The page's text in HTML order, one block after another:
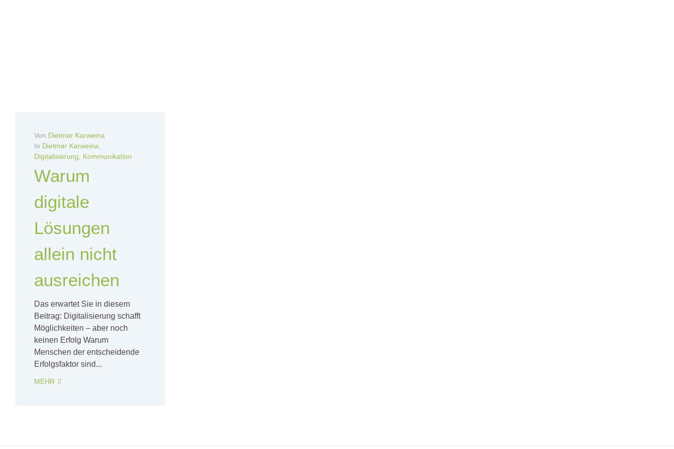
Von Dietmar Karweina
In Dietmar Karweina
Digitalisierung
Kommunikation
Warum
digitale
Lösungen
allein nicht
ausreichen
Das erwartet Sie in diesem
Beitrag: Digitalisierung schafft
Möglichkeiten – aber noch
keinen Erfolg Warum
Menschen der entscheidende
Erfolgsfaktor sind...
MEHR